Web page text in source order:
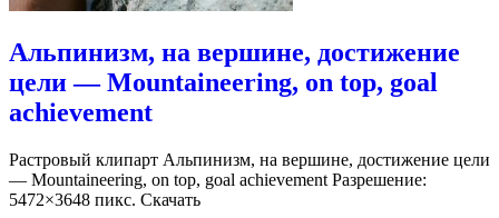
Альпинизм, на вершине, достижение
цели — Mountaineering, on top, goal
achievement
Растровый клипарт Альпинизм, на вершине, достижение цели
— Mountaineering, on top, goal achievement Разрешение:
5472×3648 пикс. Скачать